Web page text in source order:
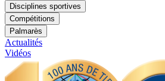
Disciplines sportives
Compétitions
Palmarès
Actualités
Vidéos